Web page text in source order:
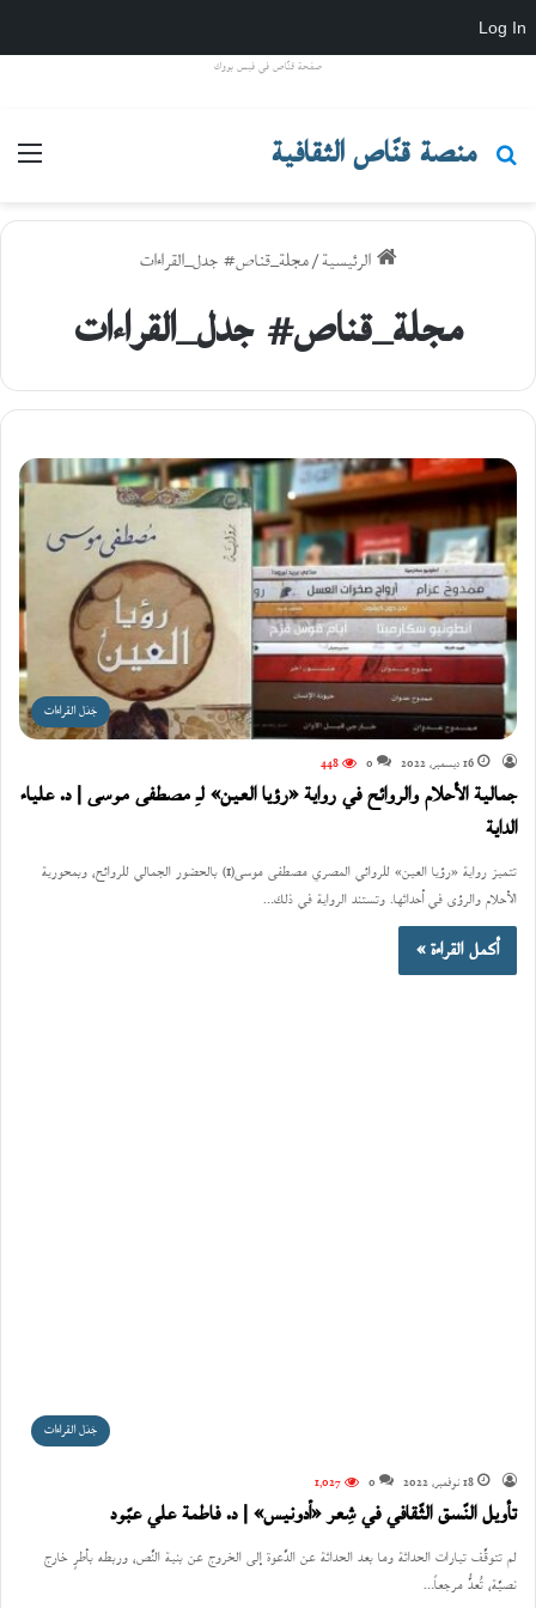
Log In
صفحة قنّاص في فيس بووك
منصة قنّاص الثقافية
بحث عن
الرئيسية/مجلة_قناص# جدل_القراءات
مجلة_قناص# جدل_القراءات
جَدَل القراءات
16 ديسمبر، 2022 0
448
جمالية الأحلام والروائح في رواية «رؤيا العين» لـِ مصطفى موسى | د. علياء
الداية
تتميز رواية «رؤيا العين» للروائي المصري مصطفى موسى(1) بالحضور الجمالي للروائح، وبمحورية
الأحلام والرؤى في أحداثها. وتستند الرواية في ذلك…
أكمل القراءة »
جَدَل القراءات
18 نوفمبر، 2022 0 1٬027
تأويل النّسق الثّقافي في شِعر «أدونيس» | د. فاطمة علي عبّود
لم تتوقَّف تيارات الحداثة وما بعد الحداثة عن الدَّعوة إلى الخروج عن بنية النَّص، وربطه بأطرٍ خارج
نصيَّة، تُعدُّ مرجعاً…